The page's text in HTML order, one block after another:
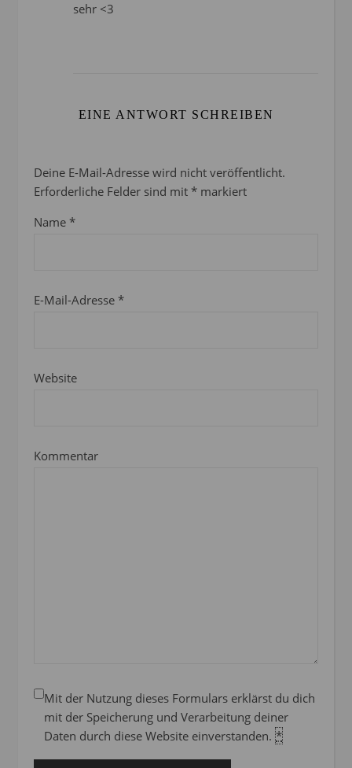
sehr <3
EINE ANTWORT SCHREIBEN
Deine E-Mail-Adresse wird nicht veröffentlicht.
Erforderliche Felder sind mit * markiert
Name *
E-Mail-Adresse *
Website
Kommentar
Mit der Nutzung dieses Formulars erklärst du dich
mit der Speicherung und Verarbeitung deiner
Daten durch diese Website einverstanden. *